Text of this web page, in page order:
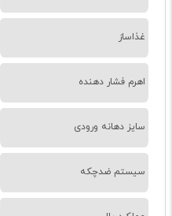
غذاساز
اهرم فشار دهنده
سایز دهانه ورودی
سیستم ضدچکه